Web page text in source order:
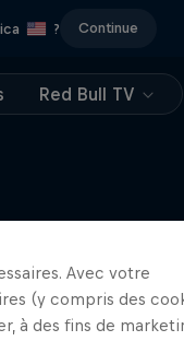
? Continue
Red Bull TV
! Avec votre
(y compris des
à des fins de